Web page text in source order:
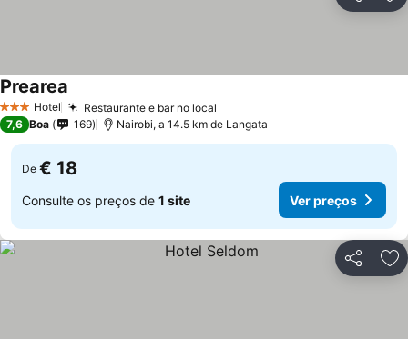
3 EstrelasHotel Restaurante e bar no local
Prearea
7,6 Boa 169 Nairobi, a 14.5 km de Langata
De € 18
Consulte os preços de 1 site Ver preços
Partilhar